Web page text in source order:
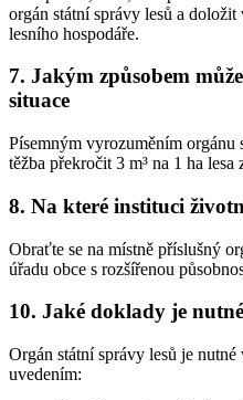
orgán státní správy lesů a
lesního hospodáře.
7. Jakým způsobem
situace
Písemným vyrozuměním orgánu
těžba překročit 3 m³ na 1 ha lesa
8. Na které instituci
Obraťte se na místně příslušný
úřadu obce s rozšířenou
10. Jaké doklady je
Orgán státní správy lesů je
uvedením: